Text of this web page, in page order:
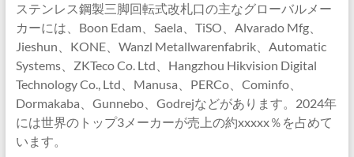
ステンレス鋼製三脚回転式改札口の主なグローバルメー
カーには、Boon Edam、Saela、TiSO、Alvarado Mfg、
Jieshun、KONE、Wanzl Metallwarenfabrik、Automatic
Systems、ZKTeco Co. Ltd、Hangzhou Hikvision Digital
Technology Co., Ltd、Manusa、PERCo、Cominfo、
Dormakaba、Gunnebo、Godrejなどがあります。2024年
には世界のトップ3メーカーが売上の約xxxxx％を占めて
います。